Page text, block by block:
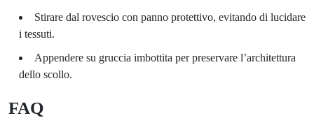
Stirare dal rovescio con panno protettivo, evitando di lucidare
i tessuti.
Appendere su gruccia imbottita per preservare l’architettura
dello scollo.
FAQ